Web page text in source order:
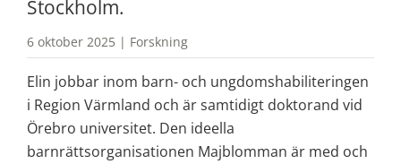
Stockholm.
6 oktober 2025 | Forskning
Elin jobbar inom barn- och ungdomshabiliteringen
i Region Värmland och är samtidigt doktorand vid
Örebro universitet. Den ideella
barnrättsorganisationen Majblomman är med och